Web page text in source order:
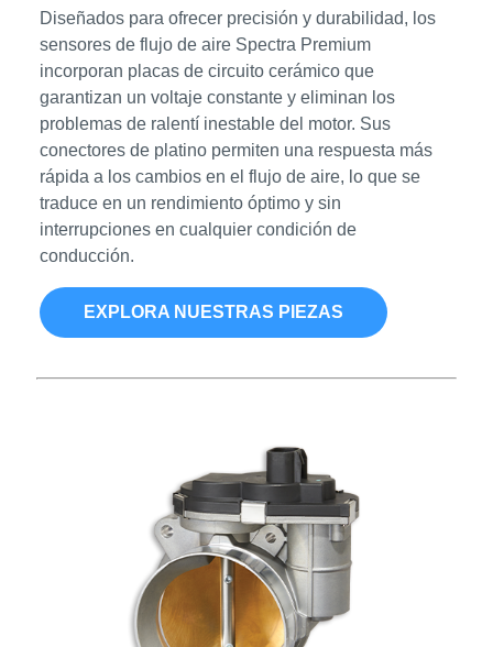
Diseñados para ofrecer precisión y durabilidad, los
sensores de flujo de aire Spectra Premium
incorporan placas de circuito cerámico que
garantizan un voltaje constante y eliminan los
problemas de ralentí inestable del motor. Sus
conectores de platino permiten una respuesta más
rápida a los cambios en el flujo de aire, lo que se
traduce en un rendimiento óptimo y sin
interrupciones en cualquier condición de
conducción.
EXPLORA NUESTRAS PIEZAS